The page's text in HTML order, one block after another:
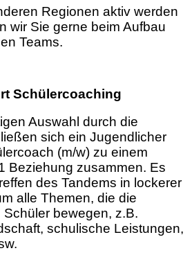
Regionen aktiv werden
wir Sie gerne beim Aufbau
Teams.
Schülercoaching
Auswahl durch die
sich ein Jugendlicher
(m/w) zu einem
Beziehung zusammen. Es
des Tandems in lockerer
alle Themen, die die
bewegen, z.B.
schulische Leistungen,